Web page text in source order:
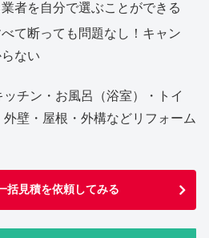
者を自分で選ぶことができる
て断っても問題なし！キャン
ない
チン・お風呂（浴室）・トイ
壁・屋根・外構などリフォーム
括見積を依頼してみる